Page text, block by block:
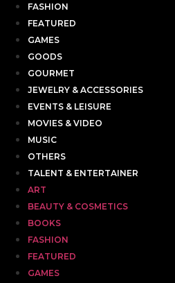
FASHION
FEATURED
GAMES
GOODS
GOURMET
JEWELRY & ACCESSORIES
EVENTS & LEISURE
MOVIES & VIDEO
MUSIC
OTHERS
TALENT & ENTERTAINER
ART
BEAUTY & COSMETICS
BOOKS
FASHION
FEATURED
GAMES